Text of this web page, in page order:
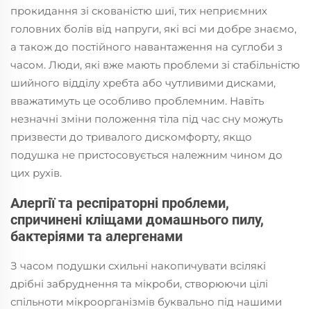
прокидання зі скованістю шиї, тих неприємних
головних болів від напруги, які всі ми добре знаємо,
а також до постійного навантаження на суглоби з
часом. Люди, які вже мають проблеми зі стабільністю
шийного відділу хребта або чутливими дисками,
вважатимуть це особливо проблемним. Навіть
незначні зміни положення тіла під час сну можуть
призвести до тривалого дискомфорту, якщо
подушка не пристосовується належним чином до
цих рухів.
Алергії та респіраторні проблеми,
спричинені кліщами домашнього пилу,
бактеріями та алергенами
З часом подушки схильні накопичувати всілякі
дрібні забруднення та мікроби, створюючи цілі
спільноти мікроорганізмів буквально під нашими